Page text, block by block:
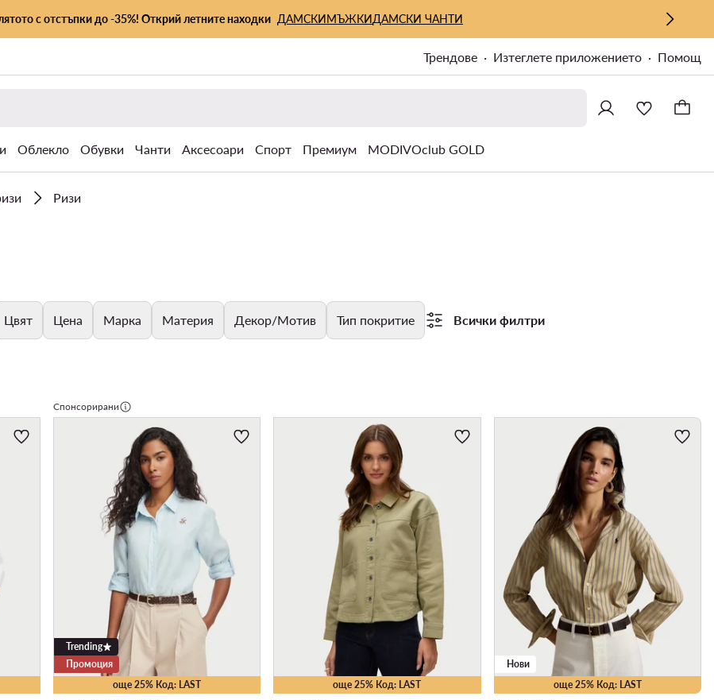
с отстъпки до -35%! Открий летните находки ДАМСКИМЪЖКИДАМСКИ ЧАНТИ
Трендове Изтеглете приложението Помощ
Облекло Обувки Чанти Аксесоари Спорт Премиум MODIVOclub GOLD
Ризи
Цвят Цена Марка Материя Декор/Мотив Тип покритие Всички филтри
Спонсорирани
още 25% Код: LAST
Trending
Промоция
още 25% Код: LAST още 25% Код: LAST
Нови